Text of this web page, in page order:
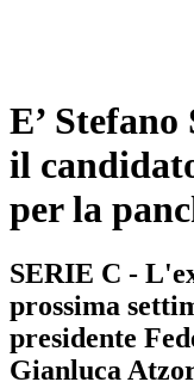
E’
il
per la
SERIE C -
prossima
presidente
Gianluca